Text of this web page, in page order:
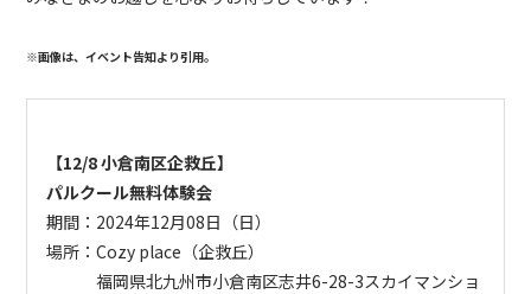
※画像は、イベント告知より引用。
【12/8 小倉南区企救丘】
パルクール無料体験会
期間： 2024年12月08日 （日）
場所：Cozy place（企救丘）
福岡県北九州市小倉南区志井6-28-3スカイマンショ